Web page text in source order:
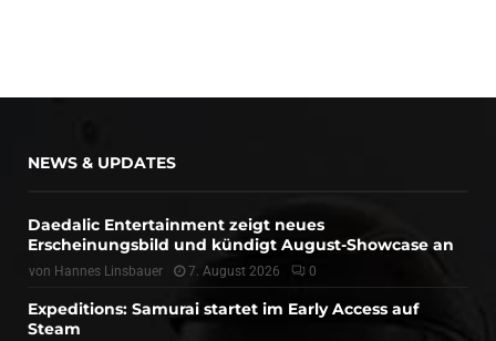
NEWS & UPDATES
Daedalic Entertainment zeigt neues
Erscheinungsbild und kündigt August-Showcase an
von Hannes Linsbauer 7. August 2026 0
Expeditions: Samurai startet im Early Access auf
Steam